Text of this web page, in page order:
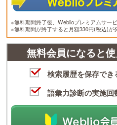
※無料期間終了後、Weblioプレミアムサー
※無料期間が終了すると月額330円(税込)が
無料会員になると
検索履歴を保存でき
語彙力診断の実施回